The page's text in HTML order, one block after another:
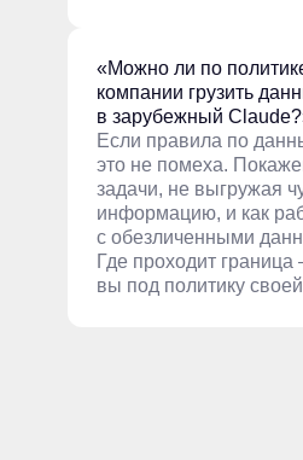
«Можно ли по
компании грузить
в зарубежный
Если правила по
это не помеха.
задачи, не выгружая
информацию, и как
с обезличенными
Где проходит
вы под политику